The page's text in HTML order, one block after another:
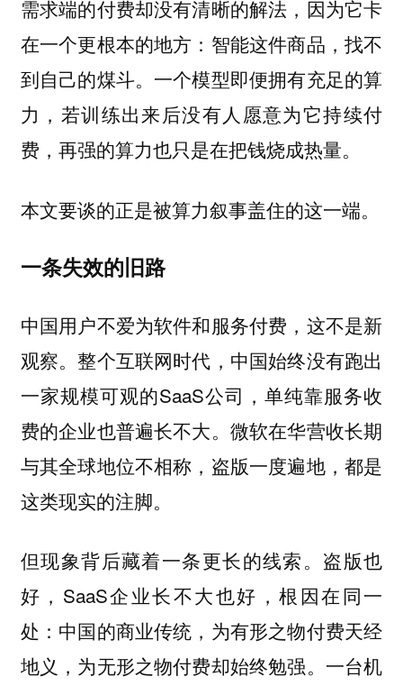
需求端的付费却没有清晰的解法，因为它卡
在一个更根本的地方：智能这件商品，找不
到自己的煤斗。一个模型即便拥有充足的算
力，若训练出来后没有人愿意为它持续付
费，再强的算力也只是在把钱烧成热量。
本文要谈的正是被算力叙事盖住的这一端。
一条失效的旧路
中国用户不爱为软件和服务付费，这不是新
观察。整个互联网时代，中国始终没有跑出
一家规模可观的SaaS公司，单纯靠服务收
费的企业也普遍长不大。微软在华营收长期
与其全球地位不相称，盗版一度遍地，都是
这类现实的注脚。
但现象背后藏着一条更长的线索。盗版也
好，SaaS企业长不大也好，根因在同一
处：中国的商业传统，为有形之物付费天经
地义，为无形之物付费却始终勉强。一台机